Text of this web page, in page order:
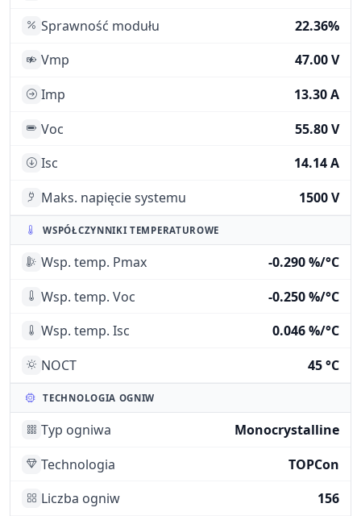
Sprawność modułu
22.36%
Vmp
47.00 V
Imp
13.30 A
Voc
55.80 V
Isc
14.14 A
Maks. napięcie systemu
1500 V
WSPÓŁCZYNNIKI TEMPERATUROWE
Wsp. temp. Pmax
-0.290 %/°C
Wsp. temp. Voc
-0.250 %/°C
Wsp. temp. Isc
0.046 %/°C
NOCT
45 °C
TECHNOLOGIA OGNIW
Typ ogniwa
Monocrystalline
Technologia
TOPCon
Liczba ogniw
156